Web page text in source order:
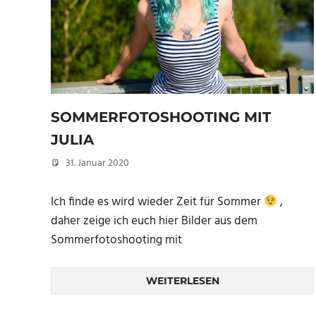
SOMMERFOTOSHOOTING MIT
JULIA
31. Januar 2020
Ich finde es wird wieder Zeit für Sommer
,
daher zeige ich euch hier Bilder aus dem
Sommerfotoshooting mit
WEITERLESEN